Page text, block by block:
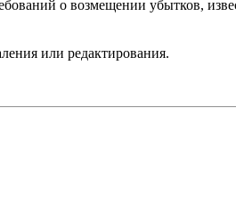
о возмещении убытков,
или редактирования.